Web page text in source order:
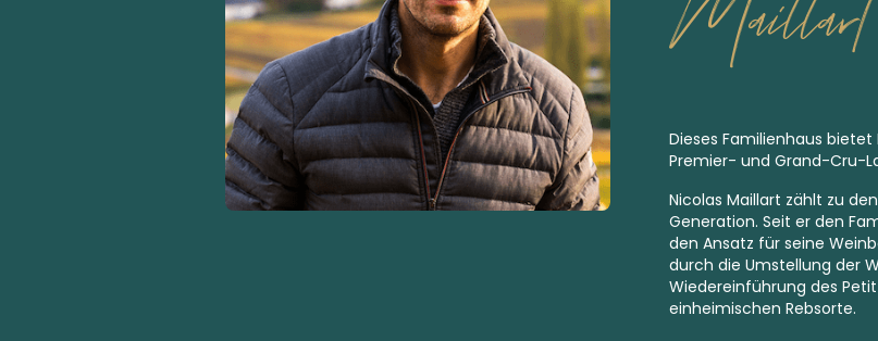
Dieses Familienhaus bietet
Premier- und Grand-Cru-
Nicolas Maillart zählt zu
Generation. Seit er den
den Ansatz für seine
durch die Umstellung der
Wiedereinführung des
einheimischen Rebsorte.